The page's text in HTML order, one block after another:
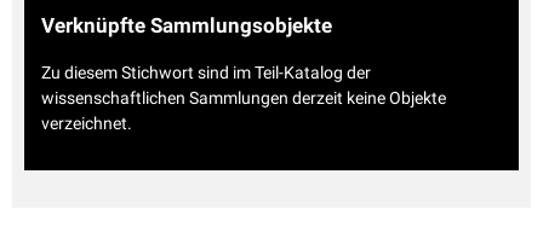
Verknüpfte Sammlungsobjekte
Zu diesem Stichwort sind im Teil-Katalog der
wissenschaftlichen Sammlungen derzeit keine Objekte
verzeichnet.